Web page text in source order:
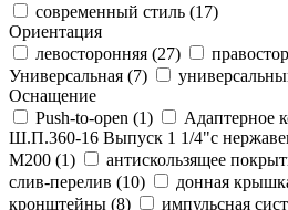
современный стиль (17)
Ориентация
левосторонняя (27)
Универсальная (7)
Оснащение
Push-to-open (1)
Адаптерное
Ш.П.360-16 Выпуск 1 1/4"с
М200 (1) антискользящее
слив-перелив (10)
донная
кронштейны (8) импульсная